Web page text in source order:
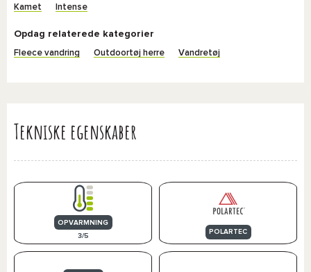
Kamet Intense
Opdag relaterede kategorier
Fleece vandring Outdoortøj herre Vandretøj
Tekniske egenskaber
OPVARMNING
3/5
POLARTEC